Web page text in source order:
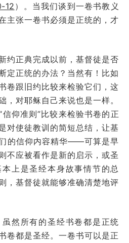
12 ）。当我们谈到一卷书教义
主张一卷书必须是正统的，才
约正典完成以前，基督徒是否
定正统的办法？当然有！比如
卷跟旧约比较来检验它们，这
，对耶稣自己来说也是一样。
仰准则”比较来检验书卷的正
对使徒教训的简短总结，让基
的信仰内容精华――可算是早
不应被看作是新的启示，或圣
上是圣经本身故事情节的总
，基督徒就能够准确清楚地评
然所有的圣经书卷都是正统
卷都是圣经。一卷书可以是正